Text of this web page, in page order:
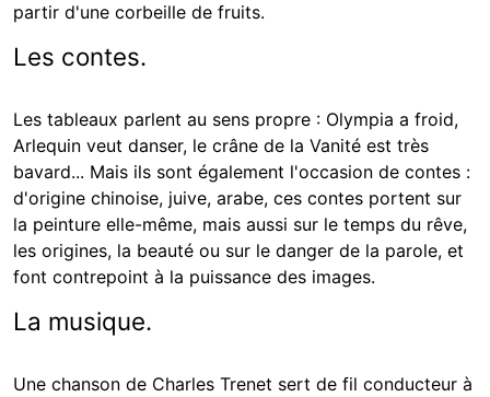
partir d'une corbeille de fruits.
Les contes.
Les tableaux parlent au sens propre : Olympia a froid,
Arlequin veut danser, le crâne de la Vanité est très
bavard... Mais ils sont également l'occasion de contes :
d'origine chinoise, juive, arabe, ces contes portent sur
la peinture elle-même, mais aussi sur le temps du rêve,
les origines, la beauté ou sur le danger de la parole, et
font contrepoint à la puissance des images.
La musique.
Une chanson de Charles Trenet sert de fil conducteur à